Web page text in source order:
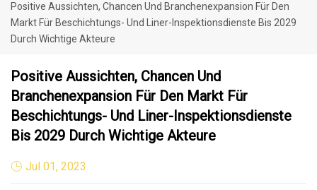
Positive Aussichten, Chancen Und Branchenexpansion Für Den
Markt Für Beschichtungs- Und Liner-Inspektionsdienste Bis 2029
Durch Wichtige Akteure
Positive Aussichten, Chancen Und
Branchenexpansion Für Den Markt Für
Beschichtungs- Und Liner-Inspektionsdienste
Bis 2029 Durch Wichtige Akteure
Jul 01, 2023